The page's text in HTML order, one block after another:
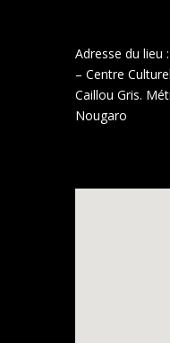
Adresse du lieu :
– Centre
Caillou Gris.
Nougaro